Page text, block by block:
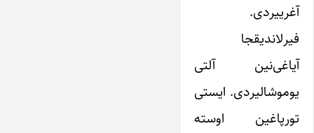
آغرییردی.
فیرلاندیقجا
آیاغی‌نین آلتی
یوموشالیردی. ایستی
تورپاغین اوسته